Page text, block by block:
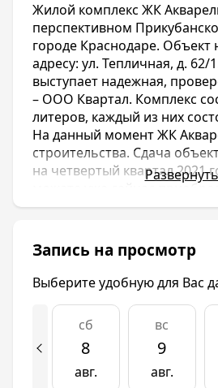
Жилой комплекс ЖК
перспективном
городе Краснодаре. Объект
адресу: ул. Тепличная, д.
выступает надежная,
– ООО Квартал. Комплекс
литеров, каждый из них
На данный момент ЖК
строительства. Сдача
на четвертый квартал 2021
можете уже сейчас
В пешей доступности от ЖК
Не далеко располагается
Площадь». Жилой комплекс
охраняется. Из окон
наблюдать панорамный вид
Территория снабжена
игровыми площадками для
возраста, спортивными
командных игр,
Развернуть
Запись на просмотр
Выберите удобную для Вас
сб
8
авг.
вс
9
авг.